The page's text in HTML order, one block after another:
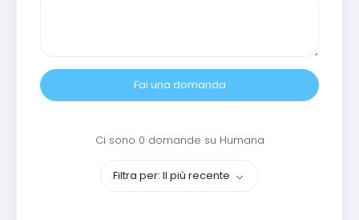
Fai una domanda
Ci sono 0 domande su Humana
Filtra per: Il più recente